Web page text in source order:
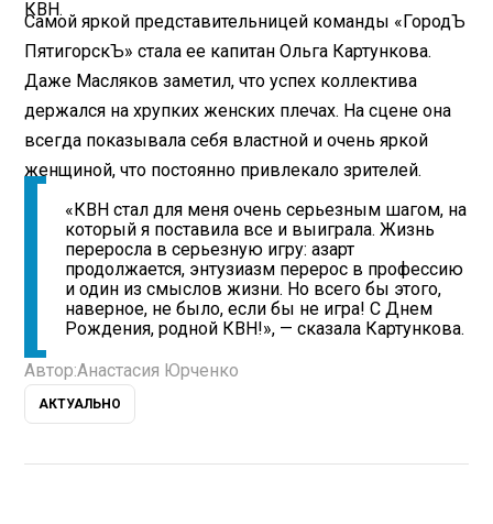
КВН.
Самой яркой представительницей команды «ГородЪ
ПятигорскЪ» стала ее капитан Ольга Картункова.
Даже Масляков заметил, что успех коллектива
держался на хрупких женских плечах. На сцене она
всегда показывала себя властной и очень яркой
женщиной, что постоянно привлекало зрителей.
«КВН стал для меня очень серьезным шагом, на
который я поставила все и выиграла. Жизнь
переросла в серьезную игру: азарт
продолжается, энтузиазм перерос в профессию
и один из смыслов жизни. Но всего бы этого,
наверное, не было, если бы не игра! С Днем
Рождения, родной КВН!», — сказала Картункова.
Автор:Анастасия Юрченко
АКТУАЛЬНО